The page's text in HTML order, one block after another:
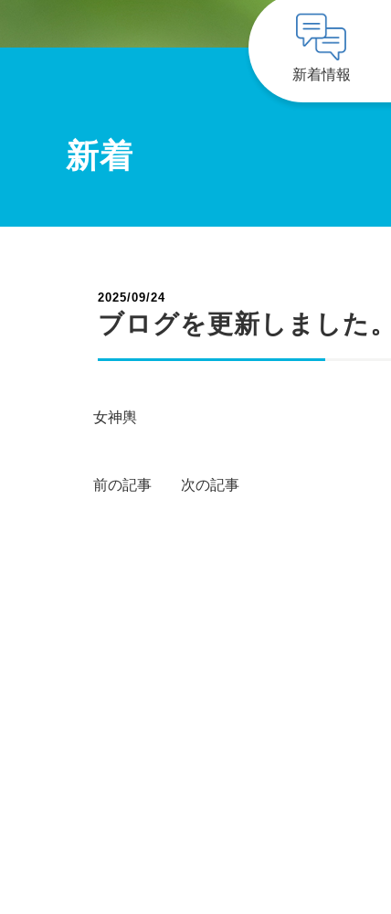
新着情報
新着
2025/09/24
ブログを更新しました。
女神輿
前の記事 次の記事